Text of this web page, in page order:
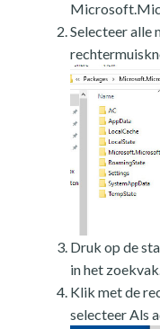
Selecteer alle
Druk op de
in het
Klik met de
selecteer Als